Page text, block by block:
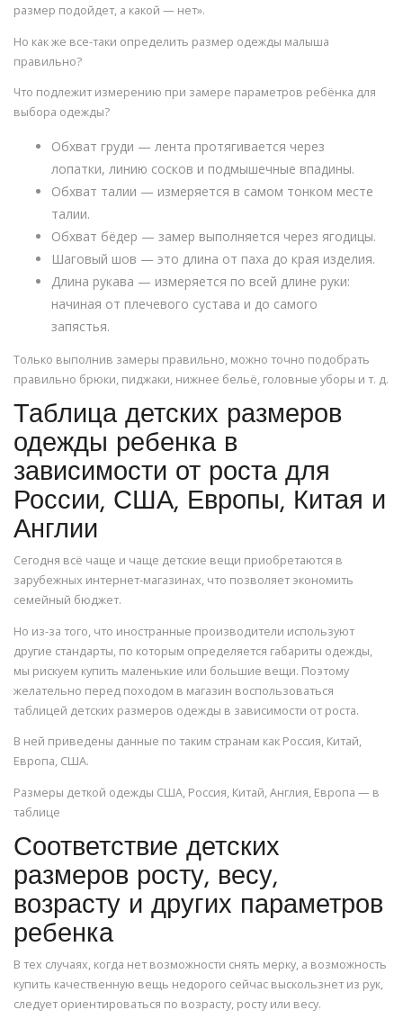
размер подойдет, а какой — нет».
Но как же все-таки определить размер одежды малыша
правильно?
Что подлежит измерению при замере параметров ребёнка для
выбора одежды?
Обхват груди — лента протягивается через
лопатки, линию сосков и подмышечные впадины.
Обхват талии — измеряется в самом тонком месте
талии.
Обхват бёдер — замер выполняется через ягодицы.
Шаговый шов — это длина от паха до края изделия.
Длина рукава — измеряется по всей длине руки:
начиная от плечевого сустава и до самого
запястья.
Только выполнив замеры правильно, можно точно подобрать
правильно брюки, пиджаки, нижнее бельё, головные уборы и т. д.
Таблица детских размеров
одежды ребенка в
зависимости от роста для
России, США, Европы, Китая и
Англии
Сегодня всё чаще и чаще детские вещи приобретаются в
зарубежных интернет-магазинах, что позволяет экономить
семейный бюджет.
Но из-за того, что иностранные производители используют
другие стандарты, по которым определяется габариты одежды,
мы рискуем купить маленькие или большие вещи. Поэтому
желательно перед походом в магазин воспользоваться
таблицей детских размеров одежды в зависимости от роста.
В ней приведены данные по таким странам как Россия, Китай,
Европа, США.
Размеры деткой одежды США, Россия, Китай, Англия, Европа — в
таблице
Соответствие детских
размеров росту, весу,
возрасту и других параметров
ребенка
В тех случаях, когда нет возможности снять мерку, а возможность
купить качественную вещь недорого сейчас выскользнет из рук,
следует ориентироваться по возрасту, росту или весу.